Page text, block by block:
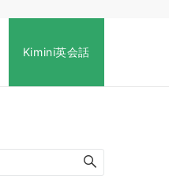
Kimini英会話